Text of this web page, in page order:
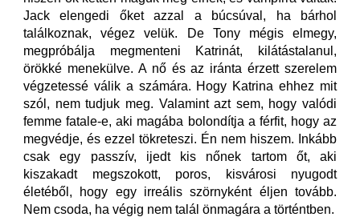
Jack elengedi őket azzal a búcsúval, ha bárhol
találkoznak, végez velük. De Tony mégis elmegy,
megpróbálja megmenteni Katrinát, kilátástalanul,
örökké menekülve. A nő és az iránta érzett szerelem
végzetessé válik a számára. Hogy Katrina ehhez mit
szól, nem tudjuk meg. Valamint azt sem, hogy valódi
femme fatale-e, aki magába bolondítja a férfit, hogy az
megvédje, és ezzel tökreteszi. Én nem hiszem. Inkább
csak egy passzív, ijedt kis nőnek tartom őt, aki
kiszakadt megszokott, poros, kisvárosi nyugodt
életéből, hogy egy irreális szörnyként éljen tovább.
Nem csoda, ha végig nem talál önmagára a történtben.